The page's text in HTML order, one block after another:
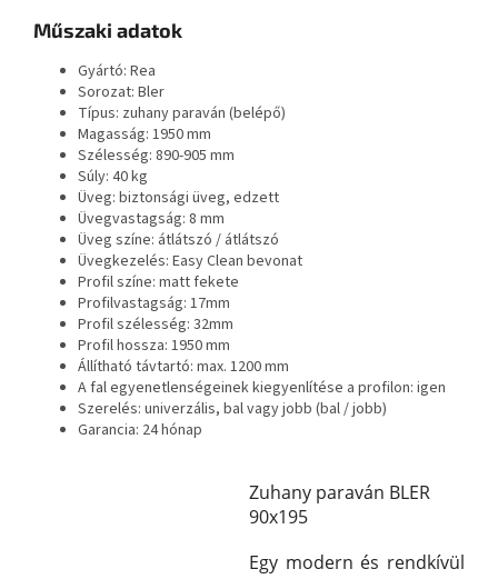
Műszaki adatok
Gyártó: Rea
Sorozat: Bler
Típus: zuhany paraván (belépő)
Magasság: 1950 mm
Szélesség: 890-905 mm
Súly: 40 kg
Üveg: biztonsági üveg, edzett
Üvegvastagság: 8 mm
Üveg színe: átlátszó / átlátszó
Üvegkezelés: Easy Clean bevonat
Profil színe: matt fekete
Profilvastagság: 17mm
Profil szélesség: 32mm
Profil hossza: 1950 mm
Állítható távtartó: max. 1200 mm
A fal egyenetlenségeinek kiegyenlítése a profilon: igen
Szerelés: univerzális, bal vagy jobb (bal / jobb)
Garancia: 24 hónap
Zuhany paraván BLER
90x195
Egy modern és rendkívül